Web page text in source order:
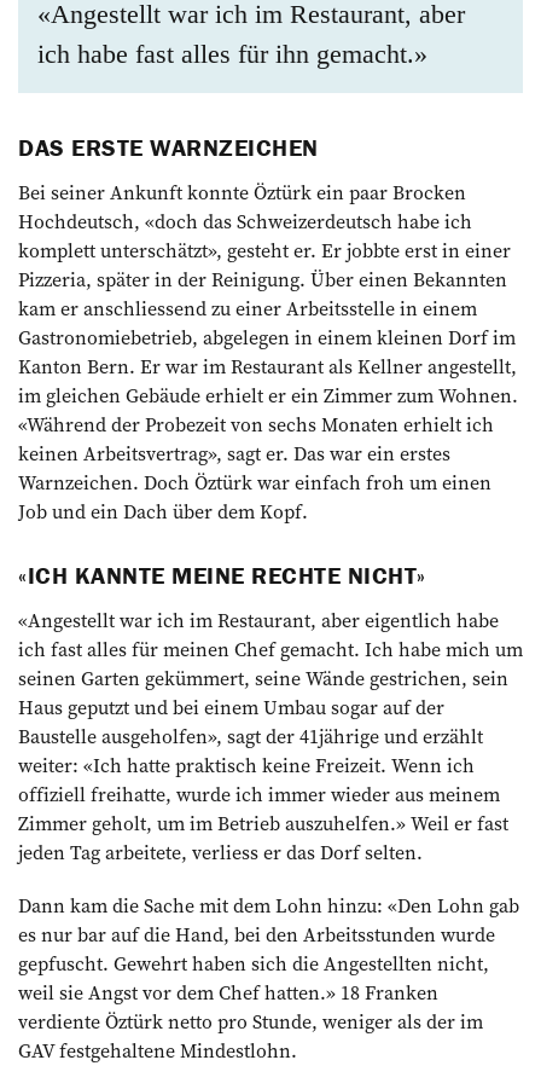
«Angestellt war ich im Restaurant, aber
ich habe fast alles für ihn gemacht.»
DAS ERSTE WARNZEICHEN
Bei seiner Ankunft konnte Öztürk ein paar Brocken
Hochdeutsch, «doch das Schweizerdeutsch habe ich
komplett unterschätzt», gesteht er. Er jobbte erst in einer
Pizzeria, später in der Reinigung. Über einen Bekannten
kam er anschliessend zu einer Arbeitsstelle in einem
Gastronomiebetrieb, abgelegen in einem kleinen Dorf im
Kanton Bern. Er war im Restaurant als Kellner angestellt,
im gleichen Gebäude erhielt er ein Zimmer zum Wohnen.
«Während der Probezeit von sechs Monaten erhielt ich
keinen Arbeitsvertrag», sagt er. Das war ein erstes
Warnzeichen. Doch Öztürk war einfach froh um einen
Job und ein Dach über dem Kopf.
«ICH KANNTE MEINE RECHTE NICHT»
«Angestellt war ich im Restaurant, aber eigentlich habe
ich fast alles für meinen Chef gemacht. Ich habe mich um
seinen Garten gekümmert, seine Wände gestrichen, sein
Haus geputzt und bei einem Umbau sogar auf der
Baustelle ausgeholfen», sagt der 41jährige und erzählt
weiter: «Ich hatte praktisch keine Freizeit. Wenn ich
offiziell freihatte, wurde ich immer wieder aus meinem
Zimmer geholt, um im Betrieb auszuhelfen.» Weil er fast
jeden Tag arbeitete, verliess er das Dorf selten.
Dann kam die Sache mit dem Lohn hinzu: «Den Lohn gab
es nur bar auf die Hand, bei den Arbeitsstunden wurde
gepfuscht. Gewehrt haben sich die Angestellten nicht,
weil sie Angst vor dem Chef hatten.» 18 Franken
verdiente Öztürk netto pro Stunde, weniger als der im
GAV festgehaltene Mindestlohn.